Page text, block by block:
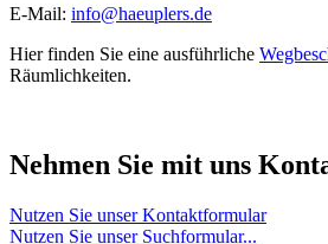
E-Mail: info@haeuplers.de
Hier finden Sie eine ausführliche
Räumlichkeiten.
Nehmen Sie mit uns
Nutzen Sie unser Kontaktformular
Nutzen Sie unser Suchformular...